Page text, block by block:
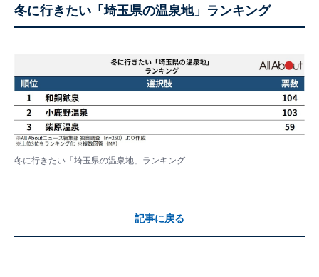
冬に行きたい「埼玉県の温泉地」ランキング
冬に行きたい「埼玉県の温泉地」ランキング
記事に戻る